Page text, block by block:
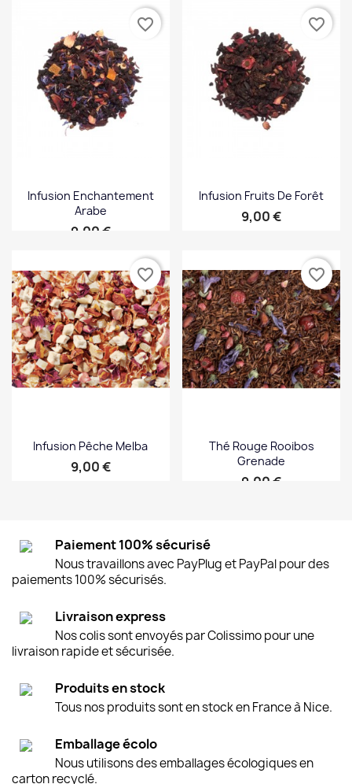
Infusion Enchantement
Arabe
Prix
9,00 €
favorite_border
Infusion Fruits De Forêt
Prix
9,00 €
favorite_border
Infusion Pêche Melba
Prix
9,00 €
favorite_border
Thé Rouge Rooibos
Grenade
Prix
9,00 €
favorite_border
Paiement 100% sécurisé
Nous travaillons avec PayPlug et PayPal pour des
paiements 100% sécurisés.
Livraison express
Nos colis sont envoyés par Colissimo pour une
livraison rapide et sécurisée.
Produits en stock
Tous nos produits sont en stock en France à Nice.
Emballage écolo
Nous utilisons des emballages écologiques en
carton recyclé.